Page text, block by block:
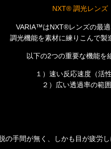
NXT® 調光レン
VARIA™はNXT®レンズの最適
調光機能を素材に練りこんで製
以下の2つの重要な機能を
１）速い反応速度（活
２）広い透過率の範
手間が無く、しかも目が疲労し